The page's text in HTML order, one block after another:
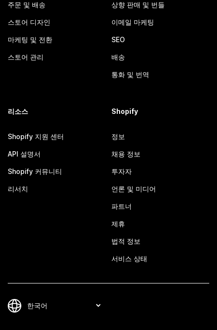
주문 및 배송
스토어 디자인
마케팅 및 전환
스토어 관리
상향 판매 및 번들
이메일 마케팅
SEO
배송
통화 및 번역
리소스
Shopify 지원 센터
API 설명서
Shopify 커뮤니티
리서치
Shopify
정보
채용 정보
투자자
언론 및 미디어
파트너
제휴
법적 정보
서비스 상태